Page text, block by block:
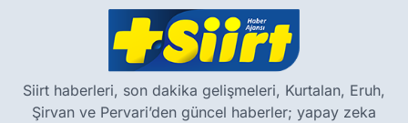
Siirt haberleri, son dakika gelişmeleri, Kurtalan, Eruh,
Şirvan ve Pervari’den güncel haberler; yapay zeka